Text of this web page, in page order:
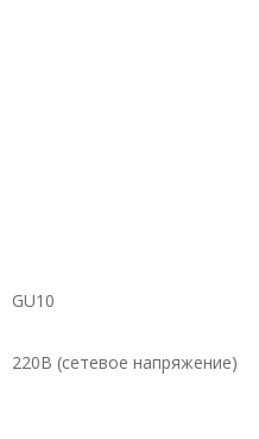
GU10
220В (сетевое напряжение)